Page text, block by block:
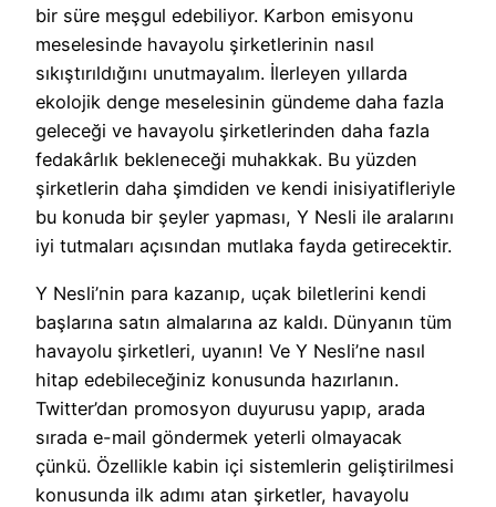
bir süre meşgul edebiliyor. Karbon emisyonu
meselesinde havayolu şirketlerinin nasıl
sıkıştırıldığını unutmayalım. İlerleyen yıllarda
ekolojik denge meselesinin gündeme daha fazla
geleceği ve havayolu şirketlerinden daha fazla
fedakârlık bekleneceği muhakkak. Bu yüzden
şirketlerin daha şimdiden ve kendi inisiyatifleriyle
bu konuda bir şeyler yapması, Y Nesli ile aralarını
iyi tutmaları açısından mutlaka fayda getirecektir.
Y Nesli’nin para kazanıp, uçak biletlerini kendi
başlarına satın almalarına az kaldı. Dünyanın tüm
havayolu şirketleri, uyanın! Ve Y Nesli’ne nasıl
hitap edebileceğiniz konusunda hazırlanın.
Twitter’dan promosyon duyurusu yapıp, arada
sırada e-mail göndermek yeterli olmayacak
çünkü. Özellikle kabin içi sistemlerin geliştirilmesi
konusunda ilk adımı atan şirketler, havayolu